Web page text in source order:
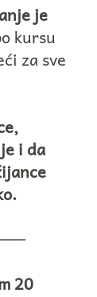
je
kursu
za sve
i da
20